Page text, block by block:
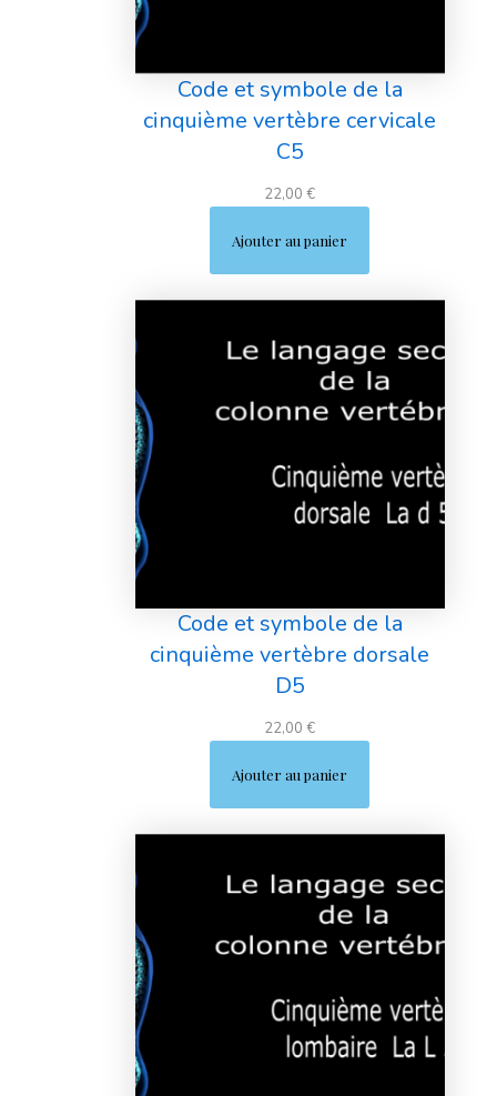
Code et symbole de la
cinquième vertèbre cervicale
C5
22,00€
Ajouter au panier
Code et symbole de la
cinquième vertèbre dorsale
D5
22,00€
Ajouter au panier